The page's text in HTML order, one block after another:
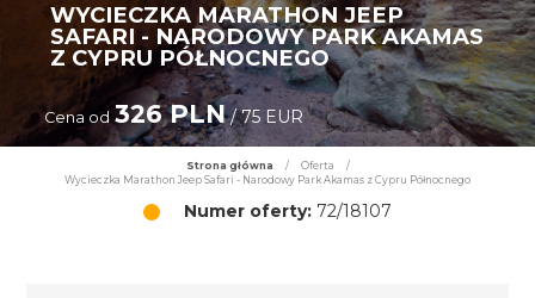
WYCIECZKA MARATHON JEEP
SAFARI - NARODOWY PARK AKAMAS
Z CYPRU PÓŁNOCNEGO
Cena od 326 PLN/ 75 EUR
Strona główna / Oferta
/
Wycieczka Marathon Jeep Safari - Narodowy Park Akamas z Cypru Północnego
Numer oferty: 72/18107